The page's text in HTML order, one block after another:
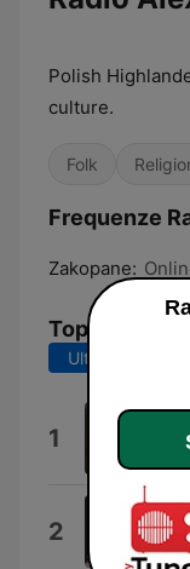
Polish
culture.
Folk
Frequenze
Zakopane:
Top brani
Ultimi 7 giorni
1
2